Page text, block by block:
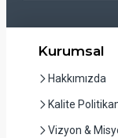
Kurumsal
Hakkımızda
Kalite
Vizyon &